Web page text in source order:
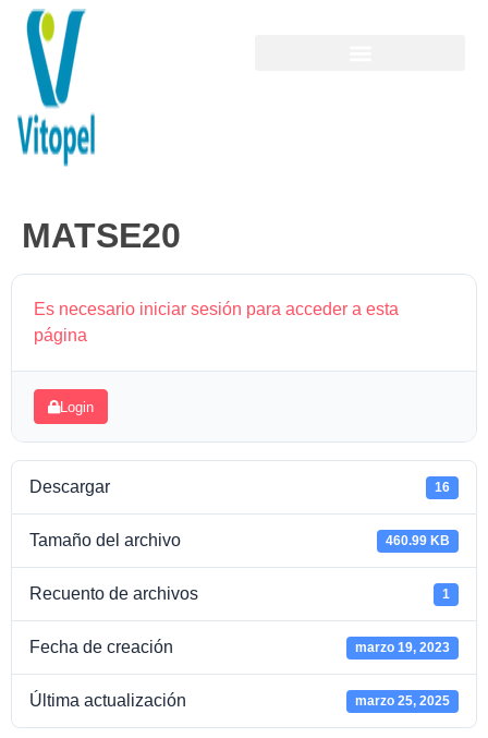
MATSE20
Es necesario iniciar sesión para acceder a esta
página
Login
Descargar 16
Tamaño del archivo 460.99 KB
Recuento de archivos 1
Fecha de creación marzo 19, 2023
Última actualización marzo 25, 2025